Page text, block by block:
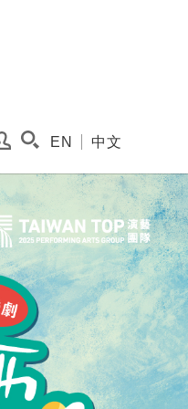
搜尋(開啟搜尋視窗)
EN 中文